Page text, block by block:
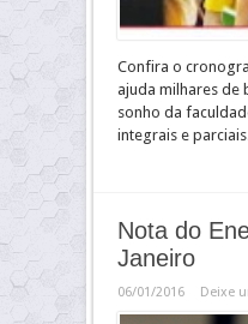
Confira o
ajuda milhares de
sonho da
integrais e
Nota do
Janeiro
06/01/2016 Deixe